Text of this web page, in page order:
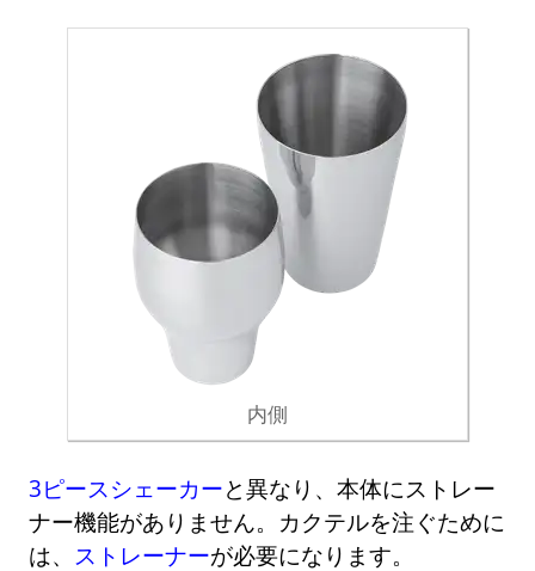
内側
3ピースシェーカーと異なり、本体にストレー
ナー機能がありません。カクテルを注ぐために
は、 ストレーナーが必要になります。